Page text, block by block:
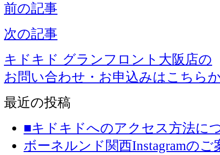
前の記事
次の記事
キドキド グランフロント大阪店の
お問い合わせ・お申込みはこちら
最近の投稿
■キドキドへのアクセス方法に
ボーネルンド関西Instagramのご